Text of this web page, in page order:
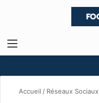
Menu
Accueil / Réseaux Sociaux